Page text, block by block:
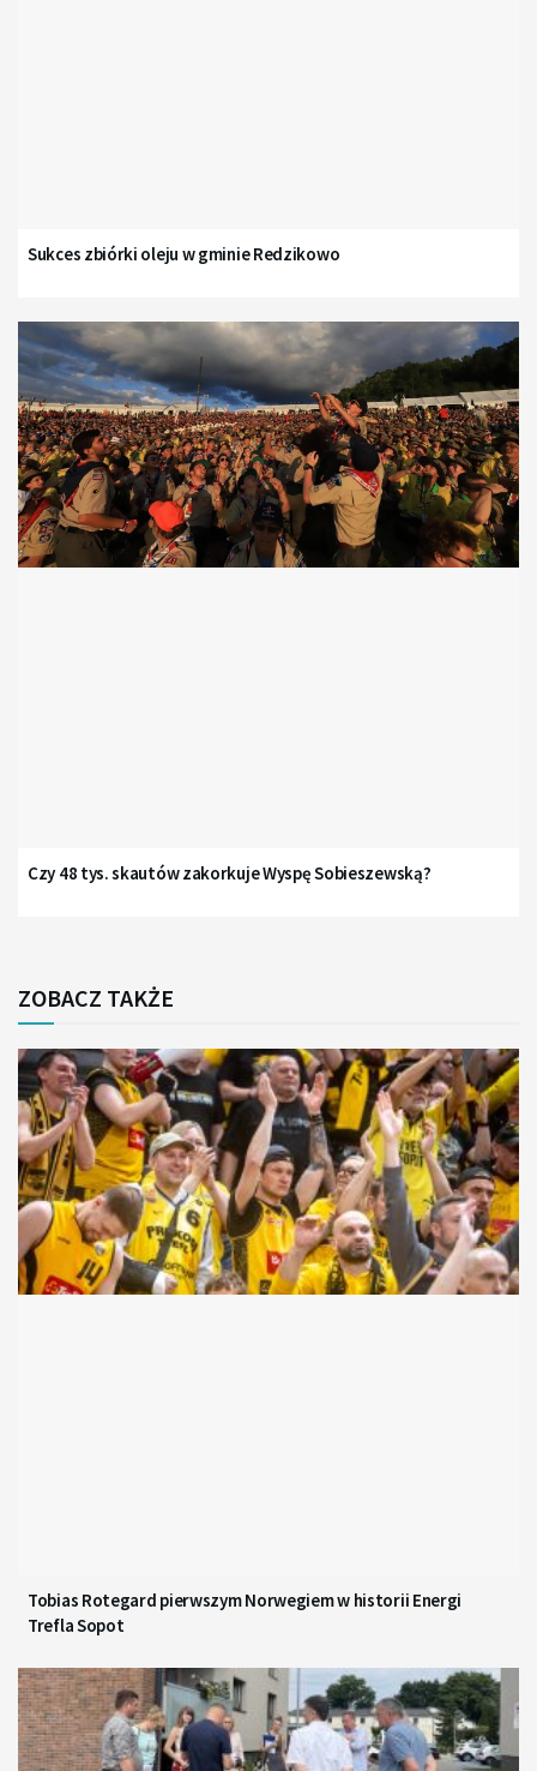
Sukces zbiórki oleju w gminie Redzikowo
Czy 48 tys. skautów zakorkuje Wyspę Sobieszewską?
ZOBACZ TAKŻE
Tobias Rotegard pierwszym Norwegiem w historii Energi
Trefla Sopot